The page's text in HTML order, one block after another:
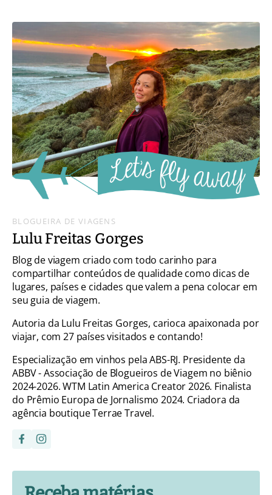
BLOGUEIRA DE VIAGENS
Lulu Freitas Gorges
Blog de viagem criado com todo carinho para
compartilhar conteúdos de qualidade como dicas de
lugares, países e cidades que valem a pena colocar em
seu guia de viagem.
Autoria da Lulu Freitas Gorges, carioca apaixonada por
viajar, com 27 países visitados e contando!
Especialização em vinhos pela ABS-RJ. Presidente da
ABBV - Associação de Blogueiros de Viagem no biênio
2024-2026. WTM Latin America Creator 2026. Finalista
do Prêmio Europa de Jornalismo 2024. Criadora da
agência boutique Terrae Travel.